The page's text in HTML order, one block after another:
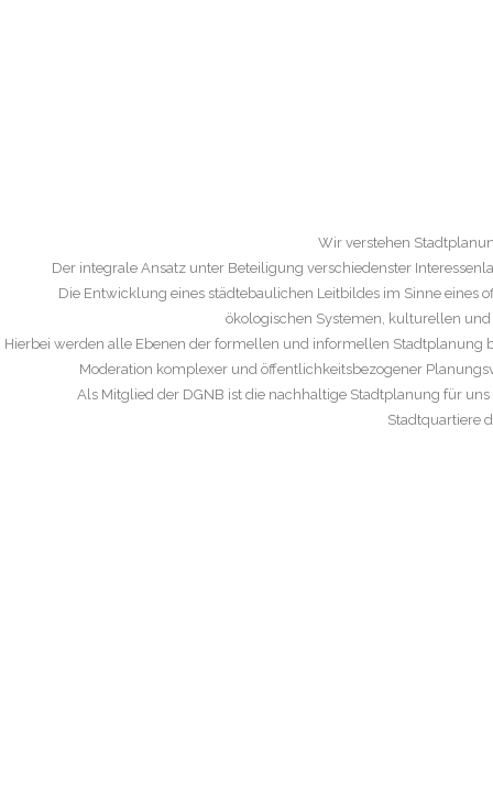
Wir verstehen
Der integrale Ansatz unter Beteiligung verschiedenster
Die Entwicklung eines städtebaulichen Leitbildes im Sinne eines
ökologischen Systemen, kulturellen
Hierbei werden alle Ebenen der formellen und informellen
Moderation komplexer und öffentlichkeitsbezogener
Als Mitglied der DGNB ist die nachhaltige Stadtplanung für
Stadtquartiere